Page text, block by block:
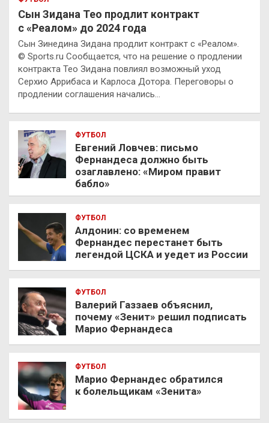
Сын Зидана Тео продлит контракт
с «Реалом» до 2024 года
Сын Зинедина Зидана продлит контракт с «Реалом».
© Sports.ru Сообщается, что на решение о продлении
контракта Тео Зидана повлиял возможный уход
Серхио Аррибаса и Карлоса Дотора. Переговоры о
продлении соглашения начались…
ФУТБОЛ
Евгений Ловчев: письмо
Фернандеса должно быть
озаглавлено: «Миром правит
бабло»
ФУТБОЛ
Алдонин: со временем
Фернандес перестанет быть
легендой ЦСКА и уедет из России
ФУТБОЛ
Валерий Газзаев объяснил,
почему «Зенит» решил подписать
Марио Фернандеса
ФУТБОЛ
Марио Фернандес обратился
к болельщикам «Зенита»